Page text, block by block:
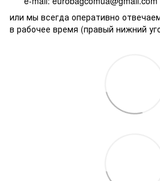
или мы всегда оперативно
в рабочее время (правый нижний